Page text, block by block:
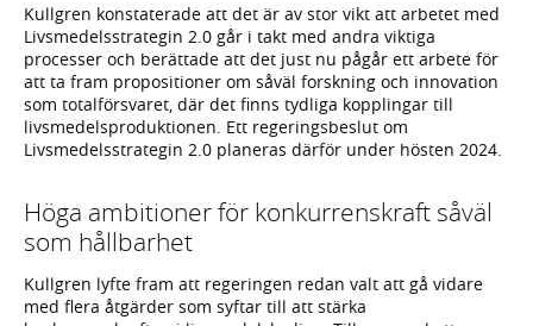
Kullgren konstaterade att det är av stor vikt att arbetet med
Livsmedelsstrategin 2.0 går i takt med andra viktiga
processer och berättade att det just nu pågår ett arbete för
att ta fram propositioner om såväl forskning och innovation
som totalförsvaret, där det finns tydliga kopplingar till
livsmedelsproduktionen. Ett regeringsbeslut om
Livsmedelsstrategin 2.0 planeras därför under hösten 2024.
Höga ambitioner för konkurrenskraft såväl
som hållbarhet
Kullgren lyfte fram att regeringen redan valt att gå vidare
med flera åtgärder som syftar till att stärka